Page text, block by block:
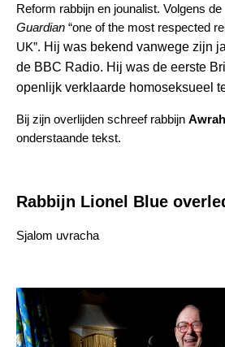
Reform rabbijn en jounalist. Volgens
Guardian “one of the most respected
UK”. Hij was bekend vanwege zijn
de BBC Radio. Hij was de eerste
openlijk verklaarde homoseksueel
Bij zijn overlijden schreef rabbijn
onderstaande tekst.
Rabbijn Lionel Blue
Sjalom uvracha